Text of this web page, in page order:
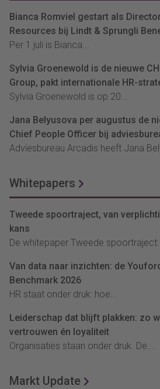
Bianca Romviel gestart als
Resources bij Lindt & Sprungli
Per 1 juli is Bianca...
Sylvia Groenewold is de nieuwe
Group, pakt internationale HR-
Sylvia Groenewold is op 20...
Jana Belyusova per augustus de
Chief People Officer bij
Adviesbureau Arcadis heeft Jana
Whitepapers
Tweede spoortraject, van
kans
De whitepaper Tweede spoortraject:
Van data naar inzichten: de
Benchmark 2026
HR staat onder druk: hoe...
Leiderschap dat blijft plakken: zo
vertrouwen én loyaliteit
Organisaties staan onder druk. De...
Markt Update